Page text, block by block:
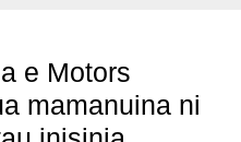
e Motors
mamanuina ni